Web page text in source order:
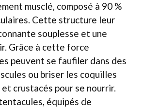
musclé, composé à 90 %
Cette structure leur
souplesse et une
Grâce à cette force
peuvent se faufiler dans des
ou briser les coquilles
crustacés pour se nourrir.
équipés de